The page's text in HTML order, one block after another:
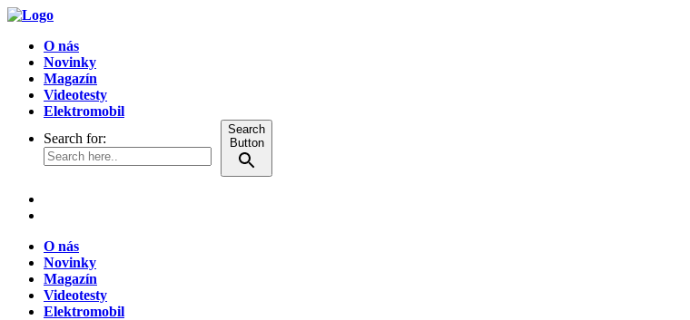
O nás
Novinky
Magazín
Videotesty
Elektromobil
Search for:
Search
Button
O nás
Novinky
Magazín
Videotesty
Elektromobil